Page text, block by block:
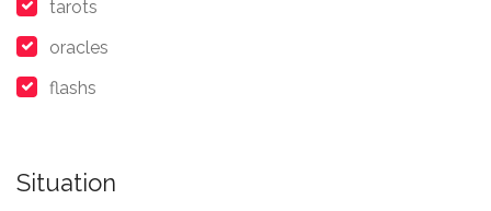
tarots
oracles
flashs
Situation